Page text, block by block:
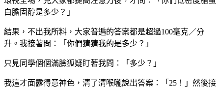
白膽固醇是多少？」
結果，不出我所料，大家普遍的答案都是超過100毫克／分
升。我接著問：「你們猜猜我的是多少？」
只見同學個個滿臉狐疑盯著我問：「多少？」
我這才面露得意神色，清了清喉嚨說出答案：「25！」然後接